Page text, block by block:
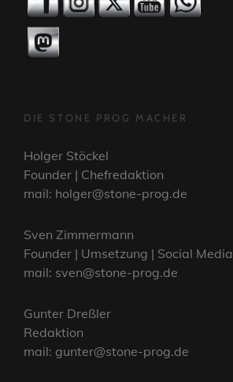
DIE STONE PROG MACHER
Holger Stöckel
Founder | Chefredaktion
mail: holger@stone-prog.de
Sven Zimmermann
Founder | Umsetzung | Social Media
mail: sven@stone-prog.de
Gunter Dreßler
Redaktion
mail: gunter@stone-prog.de